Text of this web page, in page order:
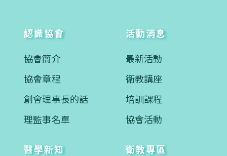
認識協會
協會簡介
協會章程
創會理事長的話
理監事名單
活動消息
最新活動
衛教講座
培訓課程
協會活動
醫學新知
衛教專區